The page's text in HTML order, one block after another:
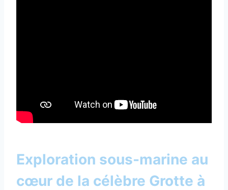
Exploration sous-marine au
cœur de la célèbre Grotte à